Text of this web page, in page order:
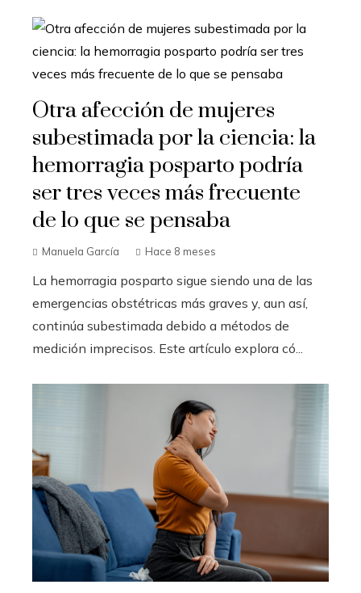
Otra afección de mujeres
subestimada por la ciencia: la
hemorragia posparto podría
ser tres veces más frecuente
de lo que se pensaba
Manuela García Hace 8 meses
La hemorragia posparto sigue siendo una de las
emergencias obstétricas más graves y, aun así,
continúa subestimada debido a métodos de
medición imprecisos. Este artículo explora có...